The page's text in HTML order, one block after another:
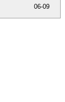
06-09